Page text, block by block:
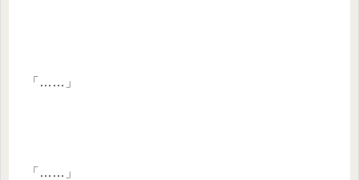
「……」
「……」